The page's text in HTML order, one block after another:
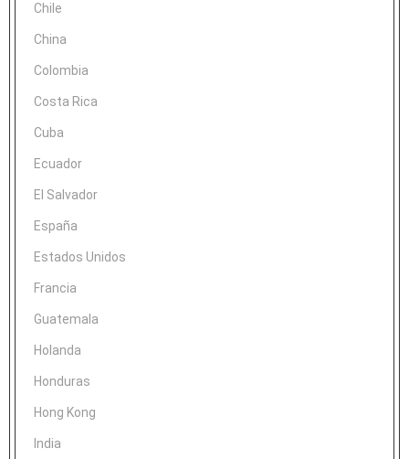
Chile
China
Colombia
Costa Rica
Cuba
Ecuador
El Salvador
España
Estados Unidos
Francia
Guatemala
Holanda
Honduras
Hong Kong
India